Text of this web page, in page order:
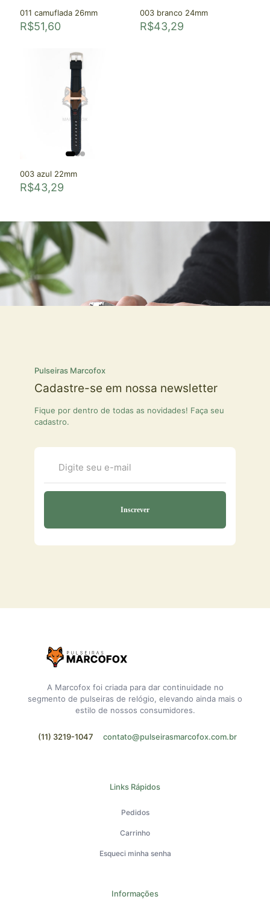
011 camuflada 26mm
R$51,60
003 branco 24mm
R$43,29
003 azul 22mm
R$43,29
Pulseiras Marcofox
Cadastre-se em nossa newsletter
Fique por dentro de todas as novidades! Faça seu
cadastro.
A Marcofox foi criada para dar continuidade no
segmento de pulseiras de relógio, elevando ainda mais o
estilo de nossos consumidores.
(11) 3219-1047 contato@pulseirasmarcofox.com.br
Links Rápidos
Pedidos
Carrinho
Esqueci minha senha
Informações